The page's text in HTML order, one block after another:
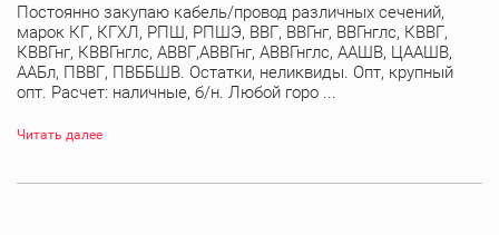
Постоянно закупаю кабель/провод различных сечений,
марок КГ, КГХЛ, РПШ, РПШЭ, ВВГ, ВВГнг, ВВГнглс, КВВГ,
КВВГнг, КВВГнглс, АВВГ,АВВГнг, АВВГнглс, ААШВ, ЦААШВ,
ААБл, ПВВГ, ПВББШВ. Остатки, неликвиды. Опт, крупный
опт. Расчет: наличные, б/н. Любой горо ...
Читать далее